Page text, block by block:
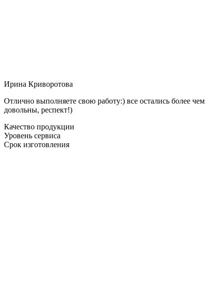
Ирина Криворотова
Отлично выполняете свою работу:) все остались более чем
довольны, респект!)
Качество продукции
Уровень сервиса
Срок изготовления